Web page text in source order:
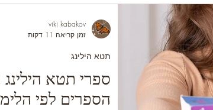
ספרי תטא
הספרים לפי
תטא הילינג
viki kabakov
זמן קריאה 11 דקות